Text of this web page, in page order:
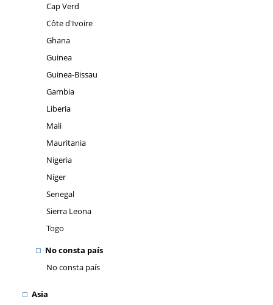
Cap Verd
Côte d'Ivoire
Ghana
Guinea
Guinea-Bissau
Gambia
Liberia
Mali
Mauritania
Nigeria
Níger
Senegal
Sierra Leona
Togo
No consta país
No consta país
Asia